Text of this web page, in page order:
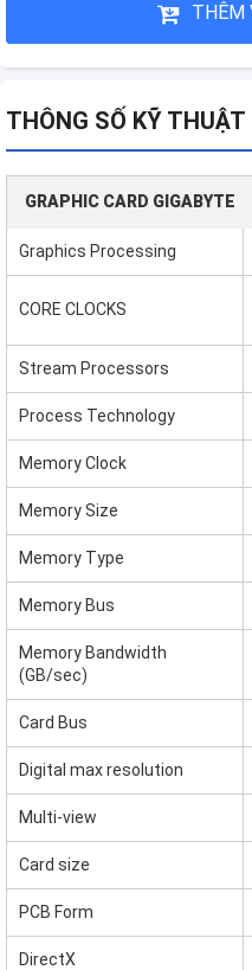
THÊM
THÔNG SỐ KỸ THUẬT
GRAPHIC CARD GIGABYTE
Graphics Processing
CORE CLOCKS
Stream Processors
Process Technology
Memory Clock
Memory Size
Memory Type
Memory Bus
Memory Bandwidth
(GB/sec)
Card Bus
Digital max resolution
Multi-view
Card size
PCB Form
DirectX